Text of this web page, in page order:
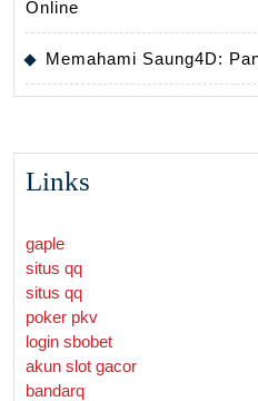
Online
Memahami Saung4D:
Links
gaple
situs qq
situs qq
poker pkv
login sbobet
akun slot gacor
bandarq